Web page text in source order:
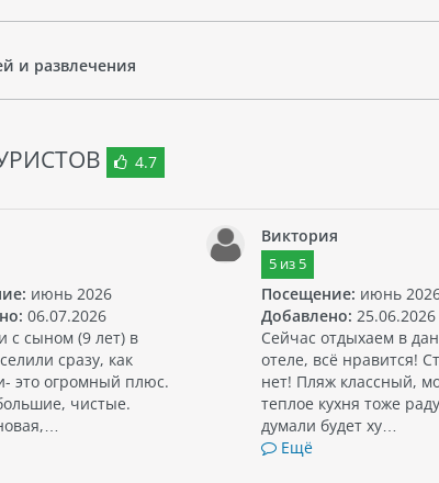
и развлечения
4.7
июнь 2026
06.07.2026
с сыном (9 лет) в
сразу, как
это огромный плюс.
чистые.
Виктория
5из 5
Посещение: июнь
Добавлено: 25.06.2026
Сейчас отдыхаем в
отеле, всё нравится!
нет! Пляж классный,
теплое кухня тоже
думали будет ху…
Ещё